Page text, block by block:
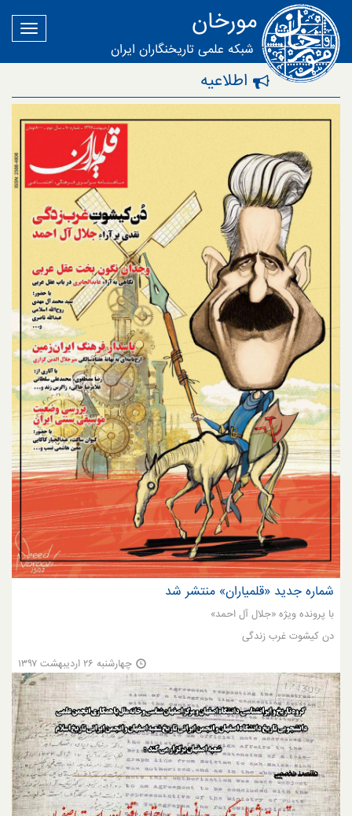
مورخان
شبکه علمی تاریخنگاران ایران
اطلاعیه‌
شماره جدید «قلمیاران» منتشر شد
با پرونده ویژه «جلال آل احمد»
دن کیشوت غرب زندگی
چهارشنبه ۲۶ اردیبهشت ۱۳۹۷